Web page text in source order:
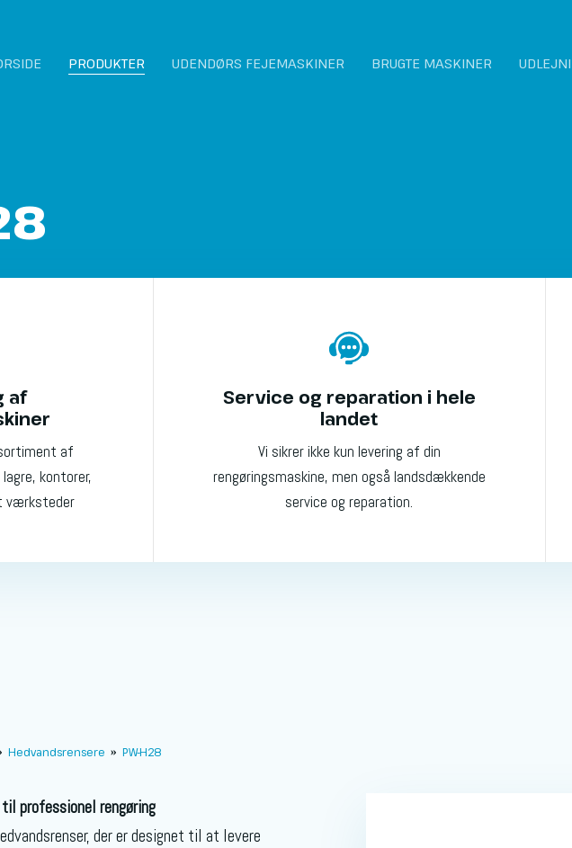
PRODUKTER UDENDØRS FEJEMASKINER BRUGTE MASKINER
af
af
kontorer,
værksteder
Service og reparation i hele
landet
Vi sikrer ikke kun levering af din
rengøringsmaskine, men også landsdækkende
service og reparation.
Hedvandsrensere » PW-H28
professionel rengøring
der er designet til at levere